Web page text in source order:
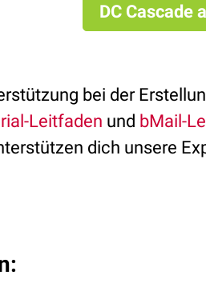
DC Cascade
bei der
Leitfaden und bMail-
dich unsere